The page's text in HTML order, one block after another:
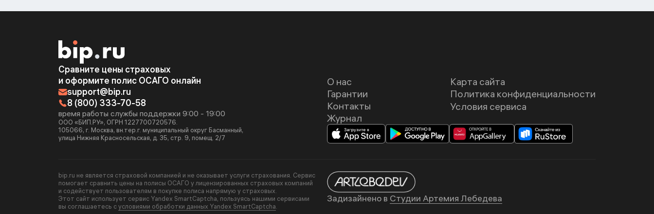
Сравните цены страховых
и оформите полис ОСАГО онлайн
support@bip.ru
8 (800) 333-70-58
время работы службы поддержки 9:00 - 19:00
ООО «БИП.РУ», ОГРН 1227700720576.
105066, г. Москва, вн.тер.г. муниципальный округ Басманный,
улица Нижняя Красносельская, д. 35, стр. 9, помещ. 2/7
О нас
Гарантии
Контакты
Журнал
Карта сайта
Политика конфиденциальности
Условия сервиса
bip.ru не является страховой компанией и не оказывает услуги страхования. Сервис
помогает сравнить цены на полисы ОСАГО у лицензированных страховых компаний
и содействует пользователям в покупке полиса напрямую у страховых.
Этот сайт использует сервис Yandex SmartCaptcha, пользуясь нашими сервисами
вы соглашаетесь сусловиями обработки данных Yandex SmartCaptcha
Задизайнено в Студии Артемия Лебедева